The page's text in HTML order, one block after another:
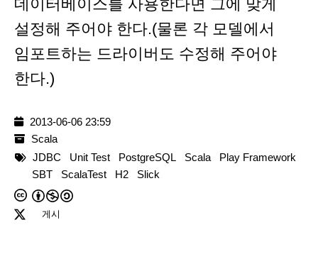
데이터베이스를 사용한다면 그에 맞게
설정해 주어야 한다.(물론 각 모델에서
임포트하는 드라이버도 수정해 주어야
한다.)
2013-06-06 23:59
Scala
JDBC
Unit Test PostgreSQL Scala
Play Framework
SBT
ScalaTest H2 Slick
게시